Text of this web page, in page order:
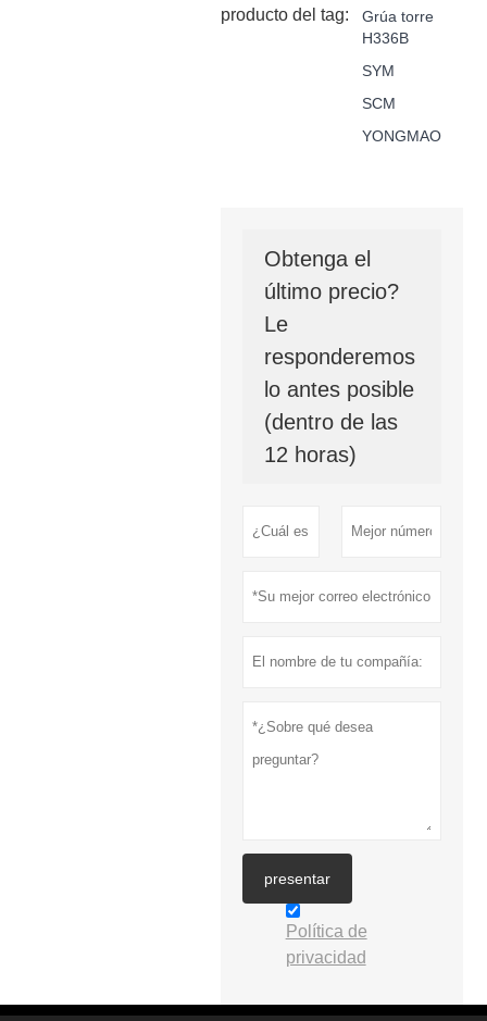
producto del tag:
Grúa torre
H336B
SYM
SCM
YONGMAO
Obtenga el
último precio?
Le
responderemos
lo antes posible
(dentro de las
12 horas)
presentar
Política de
privacidad